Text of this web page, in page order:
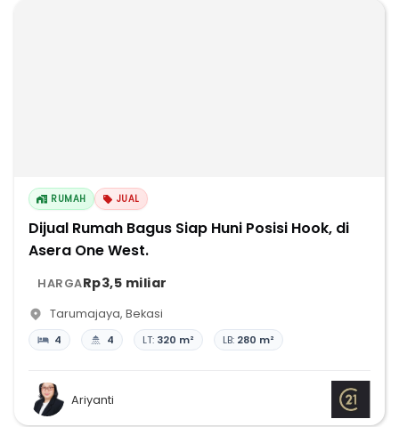
RUMAH JUAL
Dijual Rumah Bagus Siap Huni Posisi Hook, di
Asera One West.
HARGARp3,5 miliar
Tarumajaya, Bekasi
4 4 LT: 320 m² LB: 280 m²
Ariyanti